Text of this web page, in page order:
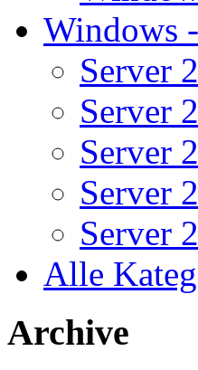
Windows
Server
Server
Server
Server
Server
Alle
Archive